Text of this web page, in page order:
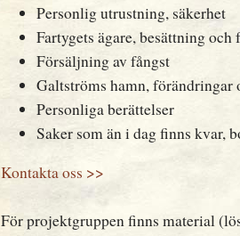
Personlig utrustning, säkerhet
Fartygets ägare, besättning
Försäljning av fångst
Galtströms hamn,
Personliga berättelser
Saker som än i dag finns kvar,
Kontakta oss >>
För projektgruppen finns material